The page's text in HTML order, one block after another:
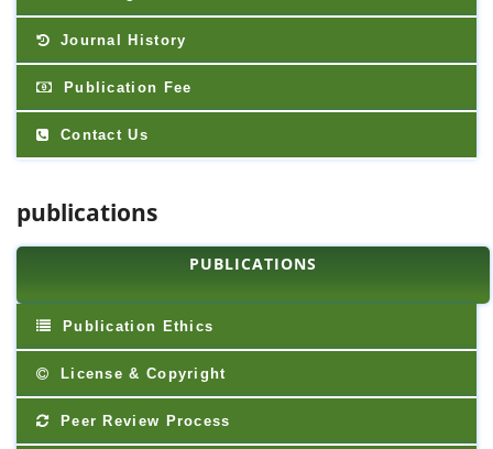
Journal History
Publication Fee
Contact Us
publications
PUBLICATIONS
Publication Ethics
License & Copyright
Peer Review Process